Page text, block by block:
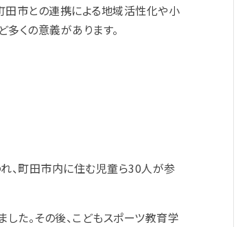
田市との連携による地域活性化や小
くの意義があります。
、町田市内に住む児童ら30人が参
た。その後、こどもスポーツ教育学